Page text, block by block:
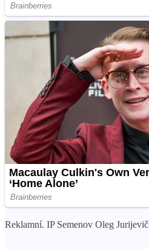
Reklamní. IP Semenov Oleg Jurijevič